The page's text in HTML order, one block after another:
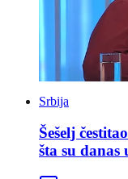
Srbija
Šešelj
šta su